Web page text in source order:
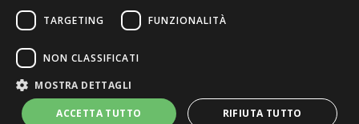
© 2026 ERGA srl - P.IVA 11173870152 | HALIDON srl -
P.IVA 12885130158 - Licenza SIAE n. 2262/I/1528 -
3020/I/1528 - n. 8064 -
licenza
- by Italia MultimediaWeb Agency
Milano
TARGETING FUNZIONALITÀ
NON CLASSIFICATI
MOSTRA DETTAGLI
ACCETTA TUTTO RIFIUTA TUTTO